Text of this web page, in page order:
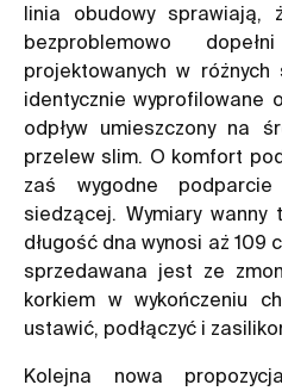
linia obudowy
bezproblemowo
projektowanych w różnych
identycznie wyprofilowane
odpływ umieszczony na
przelew slim. O komfort
zaś wygodne
siedzącej. Wymiary wanny
długość dna wynosi aż 109
sprzedawana jest ze
korkiem w wykończeniu
ustawić, podłączyć i
Kolejna nowa